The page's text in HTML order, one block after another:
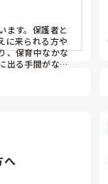
ます。保護者と
に来られる方や
、保育中なかな
出る手間がなく
保護者の為に、
す。
取らず便利で
へ